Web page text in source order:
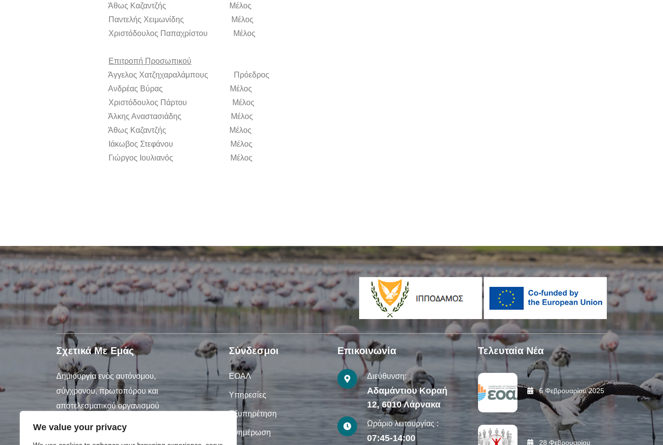
We value your privacy
Άθως Καζαντζής Μέλος
Παντελής Χειμωνίδης Μέλος
Χριστόδουλος Παπαχρίστου Μέλος
Επιτροπή Προσωπικού
Άγγελος Χατζηχαραλάμπους Πρόεδρος
Ανδρέας Βύρας Μέλος
Χριστόδουλος Πάρτου Μέλος
Άλκης Αναστασιάδης Μέλος
Άθως Καζαντζής Μέλος
Ιάκωβος Στεφάνου Μέλος
Γιώργος Ιουλιανός Μέλος
Σχετικά Με Εμάς
Δημιουργία ενός αυτόνομου,
σύγχρονου, πρωτοπόρου και
αποτελεσματικού οργανισμού
Σύνδεσμοι
ΕΟΑΛ
Υπηρεσίες
Εξυπηρέτηση
Ενημέρωση
Επικοινωνία
Διεύθυνση:
Αδαμάντιου Κοραή
12, 6010 Λάρνακα
Ωράριο λειτουργίας :
07:45-14:00
Τελευταία Νέα
6 Φεβρουαρίου 2025
28 Φεβρουαρίου